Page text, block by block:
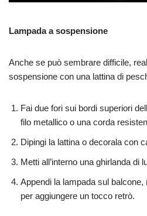
Lampada a sospensione
Anche se può sembrare difficile,
sospensione con una lattina di
Fai due fori sui bordi superiori
filo metallico o una corda
Dipingi la lattina o decorala con
Metti all’interno una ghirlanda di
Appendi la lampada sul
per aggiungere un tocco retrò.